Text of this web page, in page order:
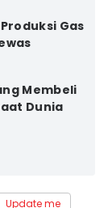
Gas
Membeli
Dunia
Update me